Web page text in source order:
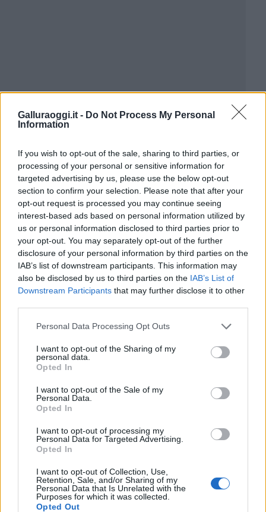
Galluraoggi.it - Do Not Process My Personal
Information
If you wish to opt-out of the sale, sharing to third parties, or
processing of your personal or sensitive information for
targeted advertising by us, please use the below opt-out
section to confirm your selection. Please note that after your
opt-out request is processed you may continue seeing
interest-based ads based on personal information utilized by
us or personal information disclosed to third parties prior to
your opt-out. You may separately opt-out of the further
disclosure of your personal information by third parties on the
IAB’s list of downstream participants. This information may
also be disclosed by us to third parties on the IAB’s List of
Downstream Participants that may further disclose it to other
Please note that this website/app uses one or more Google
not limited to your visit or usage behaviour. You may click to
grant or deny consent to Google and its third-party tags to
use your data for below specified purposes in below Google
consent section.
Personal Data Processing Opt Outs
I want to opt-out of the Sharing of my
personal data.
Opted In
I want to opt-out of the Sale of my
Personal Data.
Opted In
I want to opt-out of processing my
Personal Data for Targeted Advertising.
Opted In
I want to opt-out of Collection, Use,
Retention, Sale, and/or Sharing of my
Personal Data that Is Unrelated with the
Purposes for which it was collected.
Opted Out